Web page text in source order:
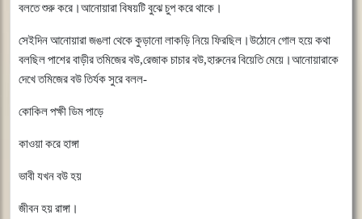
বলতেশুরুকরে।আনোয়ারাবিষয়টিবুঝেচুপকরেথাকে।
সেইদিনআনোয়ারাজঙলাথেকেকুড়ানোলাকড়িনিয়েফিরছিল।উঠোনেগোলহয়েকথা
বলছিলপাশেরবাড়ীরতমিজেরবউ,রেজাকচাচারবউ,হারুনেরবিয়েতিমেয়ে।আনোয়ারাকে
দেখেতমিজেরবউতির্যকসুরেবলল-
কোকিলপক্ষীডিমপাড়ে
কাওয়াকরেহাঙ্গা
ভাবীযখনবউহয়
জীবনহয়রাঙ্গা।